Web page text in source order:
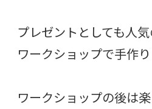
プレゼントとしても人
ワークショップで手作り
ワークショップの後は